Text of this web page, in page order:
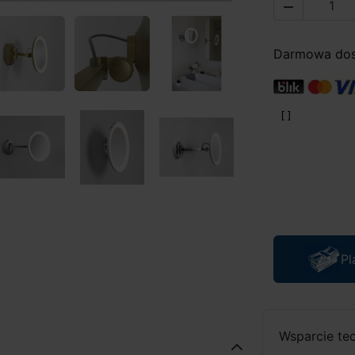

Darmowa
Wsparcie